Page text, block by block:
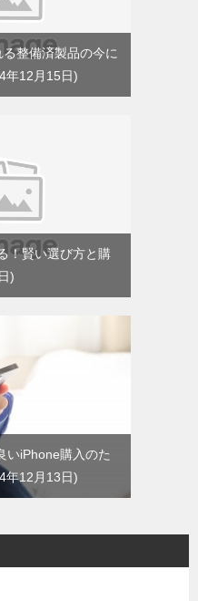
整備済製品の今に
年12月15日
！賢い選び方と購
いiPhone購入のた
年12月13日